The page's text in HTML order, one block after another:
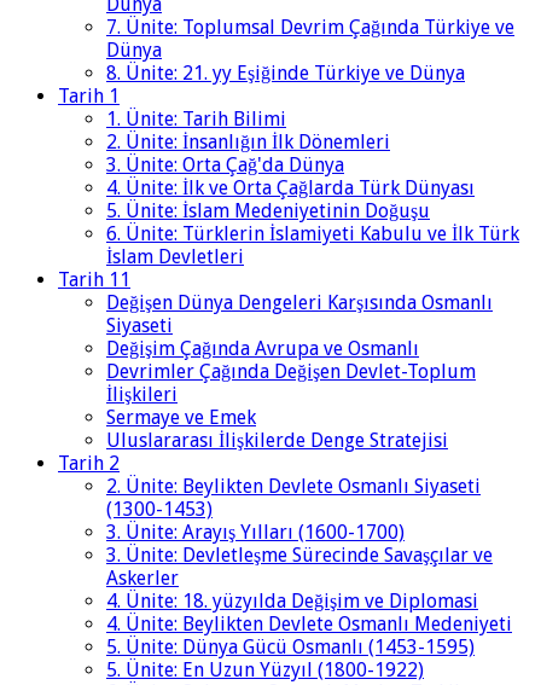
7. Ünite: Toplumsal Devrim Çağında Türkiye ve
Dünya
8. Ünite: 21. yy Eşiğinde Türkiye ve Dünya
Tarih 1
1. Ünite: Tarih Bilimi
2. Ünite: İnsanlığın İlk Dönemleri
3. Ünite: Orta Çağ'da Dünya
4. Ünite: İlk ve Orta Çağlarda Türk Dünyası
5. Ünite: İslam Medeniyetinin Doğuşu
6. Ünite: Türklerin İslamiyeti Kabulu ve İlk Türk
İslam Devletleri
Tarih 11
Değişen Dünya Dengeleri Karşısında Osmanlı
Siyaseti
Değişim Çağında Avrupa ve Osmanlı
Devrimler Çağında Değişen Devlet-Toplum
İlişkileri
Sermaye ve Emek
Uluslararası İlişkilerde Denge Stratejisi
Tarih 2
2. Ünite: Beylikten Devlete Osmanlı Siyaseti
(1300-1453)
3. Ünite: Arayış Yılları (1600-1700)
3. Ünite: Devletleşme Sürecinde Savaşçılar ve
Askerler
4. Ünite: 18. yüzyılda Değişim ve Diplomasi
4. Ünite: Beylikten Devlete Osmanlı Medeniyeti
5. Ünite: Dünya Gücü Osmanlı (1453-1595)
5. Ünite: En Uzun Yüzyıl (1800-1922)